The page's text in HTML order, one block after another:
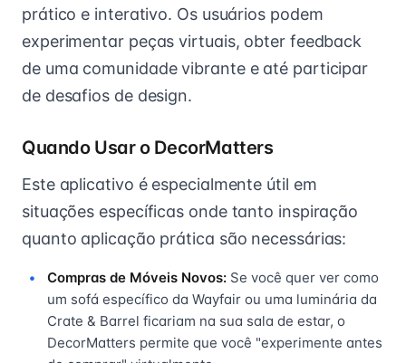
prático e interativo. Os usuários podem
experimentar peças virtuais, obter feedback
de uma comunidade vibrante e até participar
de desafios de design.
Quando Usar o DecorMatters
Este aplicativo é especialmente útil em
situações específicas onde tanto inspiração
quanto aplicação prática são necessárias:
Compras de Móveis Novos: Se você quer ver como
um sofá específico da Wayfair ou uma luminária da
Crate & Barrel ficariam na sua sala de estar, o
DecorMatters permite que você "experimente antes